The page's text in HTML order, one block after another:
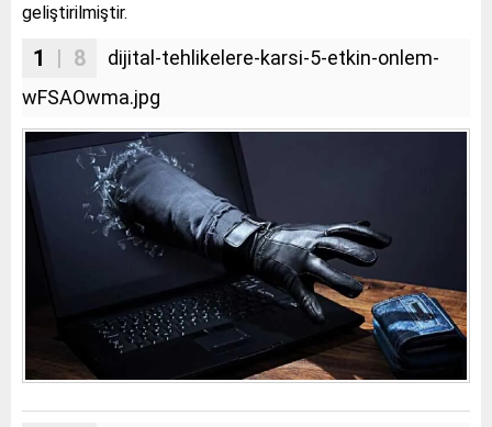
geliştirilmiştir.
1 | 8
dijital-tehlikelere-karsi-5-etkin-onlem-
wFSAOwma.jpg